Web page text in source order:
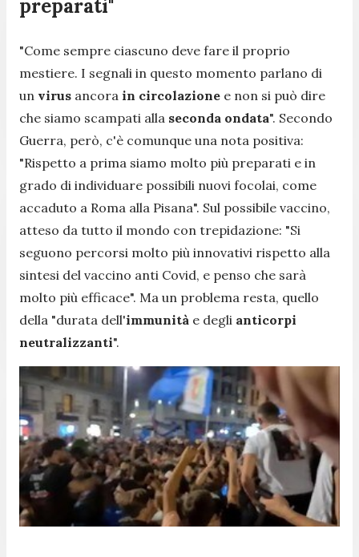
preparati"
"Come sempre ciascuno deve fare il proprio
mestiere. I segnali in questo momento parlano di
un virus ancora in circolazione e non si può dire
che siamo scampati alla seconda ondata". Secondo
Guerra, però, c'è comunque una nota positiva:
"Rispetto a prima siamo molto più preparati e in
grado di individuare possibili nuovi focolai, come
accaduto a Roma alla Pisana". Sul possibile vaccino,
atteso da tutto il mondo con trepidazione: "Si
seguono percorsi molto più innovativi rispetto alla
sintesi del vaccino anti Covid, e penso che sarà
molto più efficace". Ma un problema resta, quello
della "durata dell'immunità e degli anticorpi
neutralizzanti".